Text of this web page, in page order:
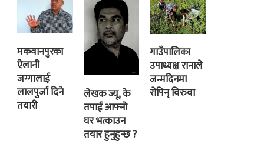
मकवानपुरका
ऐलानी
जग्गालाई
लालपुर्जा दिने
तयारी
लेखक ज्यू, के
तपाई आफ्नो
घर भत्काउन
तयार हुनुहुन्छ ?
गाउँपालिका
उपाध्यक्ष रानाले
जन्मदिनमा
रोपिन् विरुवा